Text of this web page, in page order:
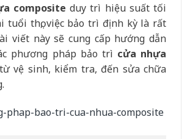
composite duy trì hiệu suất tối
tuổi thọ, việc bảo trì định kỳ là rất
viết này sẽ cung cấp hướng dẫn
phương pháp bảo trì cửa nhựa
vệ sinh, kiểm tra, đến sửa chữa